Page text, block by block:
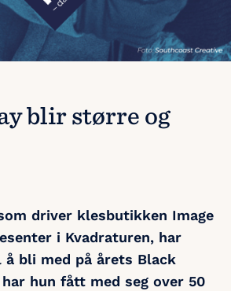
blir større og
driver klesbutikken Image
i Kvadraturen, har
bli med på årets Black
hun fått med seg over 50